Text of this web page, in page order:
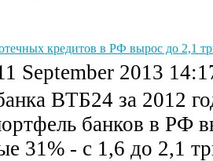
кредитов в РФ вырос до 2,1
September 2013
ВТБ24 за 2012
банков в РФ
31% - с 1,6 до 2,1